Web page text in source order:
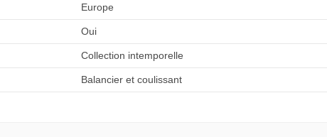
Europe
Oui
Collection intemporelle
Balancier et coulissant